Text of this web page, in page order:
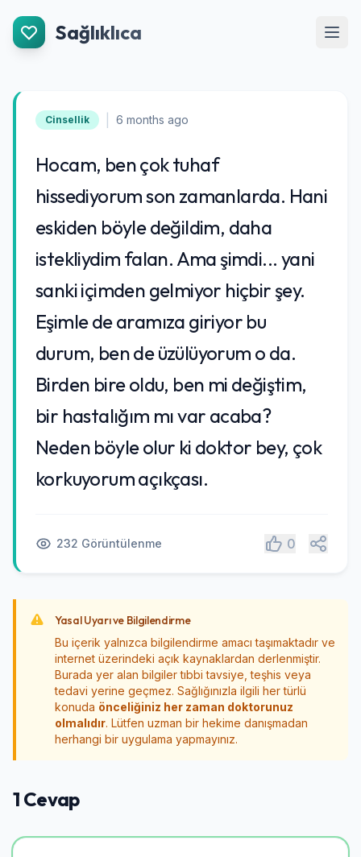
İçeriğe Git
Sağlıklıca
Cinsellik 6 months ago
Hocam, ben çok tuhaf
hissediyorum son zamanlarda. Hani
eskiden böyle değildim, daha
istekliydim falan. Ama şimdi... yani
sanki içimden gelmiyor hiçbir şey.
Eşimle de aramıza giriyor bu
durum, ben de üzülüyorum o da.
Birden bire oldu, ben mi değiştim,
bir hastalığım mı var acaba?
Neden böyle olur ki doktor bey, çok
korkuyorum açıkçası.
232 Görüntülenme 0 Paylaş
Yasal Uyarı ve Bilgilendirme
Bu içerik yalnızca bilgilendirme amacı taşımaktadır ve
internet üzerindeki açık kaynaklardan derlenmiştir.
Burada yer alan bilgiler tıbbi tavsiye, teşhis veya
tedavi yerine geçmez. Sağlığınızla ilgili her türlü
konuda önceliğiniz her zaman doktorunuz
olmalıdır. Lütfen uzman bir hekime danışmadan
herhangi bir uygulama yapmayınız.
1 Cevap